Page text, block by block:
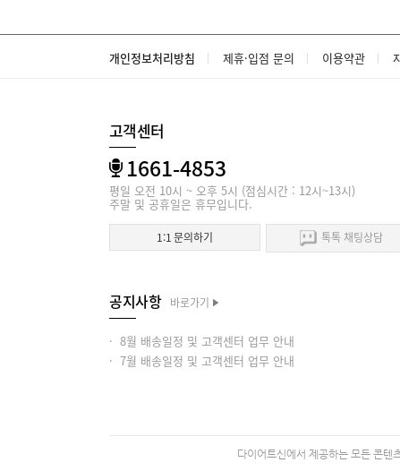
개인정보처리방침 제휴·입점 문의 이용약관
고객센터
1661-4853
평일 오전 10시 ~ 오후 5시 (점심시간 : 12시~13시)
주말 및 공휴일은 휴무입니다.
1:1 문의하기 톡톡 채팅상담
공지사항 바로가기
· 8월 배송일정 및 고객센터 업무 안내
· 7월 배송일정 및 고객센터 업무 안내
다이어트신에서 제공하는 모든 콘텐